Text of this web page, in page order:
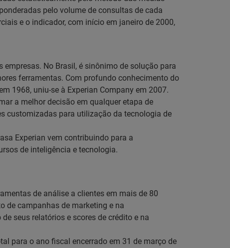
pelo volume de consultas de cada
e o indicador, com início em janeiro de 2000,
No Brasil, é sinônimo de solução para
ferramentas. Com profundo conhecimento do
1968, uniu-se à Experian Company em 2007.
a melhor decisão em qualquer etapa de
customizadas para utilização da tecnologia de
Experian vem contribuindo para a
de inteligência e tecnologia.
de análise a clientes em mais de 80
de campanhas de marketing e na
seus relatórios e scores de crédito e na
para o ano fiscal encerrado em 31 de março de